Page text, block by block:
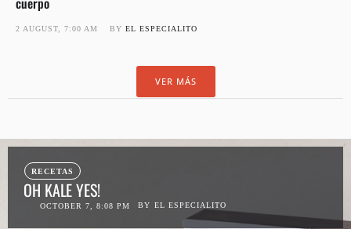
2 AUGUST, 7:00 AM BY EL ESPECIALITO
VER MÁS
RECETAS
OH KALE YES!
OCTOBER 7, 8:08 PM BY EL ESPECIALITO